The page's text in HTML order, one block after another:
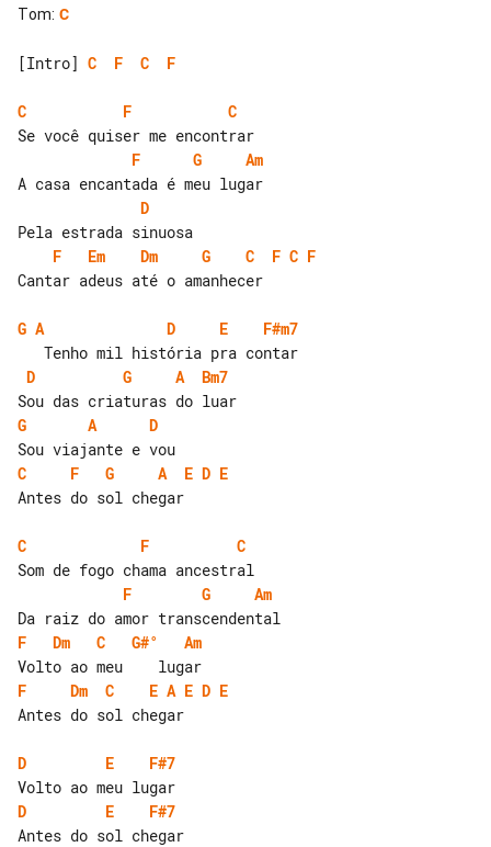
Tom: C
[Intro] C F C F
C F
C
F
G
Am
D
F
Em Dm G C F C F
Cantar adeus até o amanhecer
G A D E
F#m7
D
G A
Bm7
G
A
D
C
F G A E D E
Antes do sol chegar
C F
C
F
G
Am
F
Dm C G#°
Am
F
Dm C E A E D E
Antes do sol chegar
D E
F#7
D
E
F#7
Antes do sol chegar